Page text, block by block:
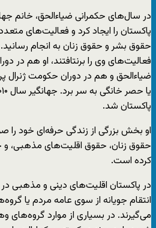
در سال‌های حکمرانی ضیاءالحق، خانم
پاکستان را ایجاد کرد و فعالیت‌های
حقوق بشر و حقوق زنان به انجام
فعالیت‌های وی را برنتافتند، او هم در
ضیاءالحق و هم در دوران حکومت ژنرال
پاکستان شد.
او بخش بزرگی از زندگی حرفه‌ای خود را
حقوق زنان، حقوق اقلیت‌های مذهبی، و
کرده است.
در پاکستان اقلیت‌های دینی و مذهبی
انتقام ‌جویانه از سوی عامه مردم یا
می‌گیرند. در بسیاری از موارد گروه‌های